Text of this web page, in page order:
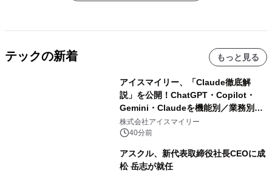
テックの新着 もっと見る
アイスマイリー、「Claude徹底解
説」を公開！ChatGPT・Copilot・
Gemini・Claudeを機能別／業務別に
比較―自社に合う生成AIの選び方がわ
かる実践ガイド
株式会社アイスマイリー
40分前
アスクル、新代表取締役社長CEOに成
松 岳志が就任